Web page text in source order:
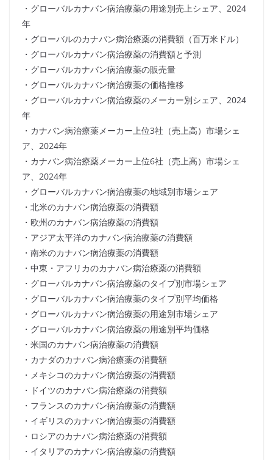
・グローバルカナバン病治療薬の用途別売上シェア、2024
年
・グローバルのカナバン病治療薬の消費額（百万米ドル）
・グローバルカナバン病治療薬の消費額と予測
・グローバルカナバン病治療薬の販売量
・グローバルカナバン病治療薬の価格推移
・グローバルカナバン病治療薬のメーカー別シェア、2024
年
・カナバン病治療薬メーカー上位3社（売上高）市場シェ
ア、2024年
・カナバン病治療薬メーカー上位6社（売上高）市場シェ
ア、2024年
・グローバルカナバン病治療薬の地域別市場シェア
・北米のカナバン病治療薬の消費額
・欧州のカナバン病治療薬の消費額
・アジア太平洋のカナバン病治療薬の消費額
・南米のカナバン病治療薬の消費額
・中東・アフリカのカナバン病治療薬の消費額
・グローバルカナバン病治療薬のタイプ別市場シェア
・グローバルカナバン病治療薬のタイプ別平均価格
・グローバルカナバン病治療薬の用途別市場シェア
・グローバルカナバン病治療薬の用途別平均価格
・米国のカナバン病治療薬の消費額
・カナダのカナバン病治療薬の消費額
・メキシコのカナバン病治療薬の消費額
・ドイツのカナバン病治療薬の消費額
・フランスのカナバン病治療薬の消費額
・イギリスのカナバン病治療薬の消費額
・ロシアのカナバン病治療薬の消費額
・イタリアのカナバン病治療薬の消費額